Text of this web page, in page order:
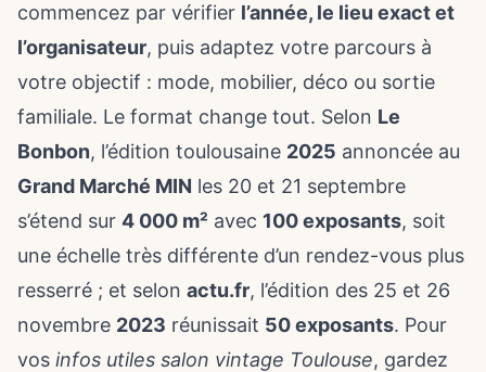
commencez par vérifier l’année, le lieu exact et
l’organisateur, puis adaptez votre parcours à
votre objectif : mode, mobilier, déco ou sortie
familiale. Le format change tout. Selon Le
Bonbon, l’édition toulousaine 2025 annoncée au
Grand Marché MIN les 20 et 21 septembre
s’étend sur 4 000 m² avec 100 exposants, soit
une échelle très différente d’un rendez-vous plus
resserré ; et selon actu.fr, l’édition des 25 et 26
novembre 2023 réunissait 50 exposants. Pour
vos infos utiles salon vintage Toulouse, gardez